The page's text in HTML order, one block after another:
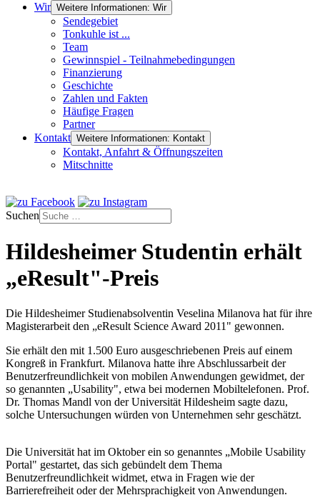
Wir Weitere Informationen: Wir
Sendegebiet
Tonkuhle ist ...
Team
Gewinnspiel - Teilnahmebedingungen
Finanzierung
Geschichte
Zahlen und Fakten
Häufige Fragen
Partner
Kontakt Weitere Informationen: Kontakt
Kontakt, Anfahrt & Öffnungszeiten
Mitschnitte
Suchen
Hildesheimer Studentin erhält
„eResult"-Preis
Die Hildesheimer Studienabsolventin Veselina Milanova hat für ihre
Magisterarbeit den „eResult Science Award 2011" gewonnen.
Sie erhält den mit 1.500 Euro ausgeschriebenen Preis auf einem
Kongreß in Frankfurt. Milanova hatte ihre Abschlussarbeit der
Benutzerfreundlichkeit von mobilen Anwendungen gewidmet, der
so genannten „Usability", etwa bei modernen Mobiltelefonen. Prof.
Dr. Thomas Mandl von der Universität Hildesheim sagte dazu,
solche Untersuchungen würden von Unternehmen sehr geschätzt.
Die Universität hat im Oktober ein so genanntes „Mobile Usability
Portal" gestartet, das sich gebündelt dem Thema
Benutzerfreundlichkeit widmet, etwa in Fragen wie der
Barrierefreiheit oder der Mehrsprachigkeit von Anwendungen.